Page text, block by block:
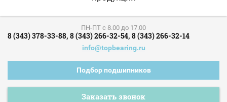
ПН-ПТ c 8.00 до 17.00
8 (343) 378-33-88, 8 (343) 266-32-54, 8 (343) 266-32-14
info@topbearing.ru
Подбор подшипников
Заказать звонок